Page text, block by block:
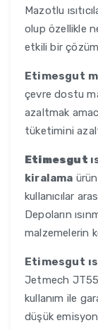
Mazotlu
olup özellikle
etkili bir
Etimesgut
çevre dostu
azaltmak
tüketimini
Etimesgut
kiralama
kullanıcılar
Depoların
malzemelerin
Etimesgut
Jetmech JT55
kullanım ile
düşük